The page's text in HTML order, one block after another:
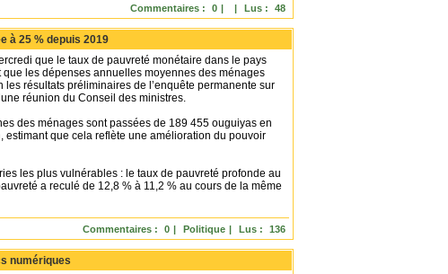
Lus : 48
|
Commentaires : 0 |
à 25 % depuis 2019
que le taux de pauvreté monétaire dans le pays
les dépenses annuelles moyennes des ménages
résultats préliminaires de l’enquête permanente sur
réunion du Conseil des ministres.
des ménages sont passées de 189 455 ouguiyas en
estimant que cela reflète une amélioration du pouvoir
les plus vulnérables : le taux de pauvreté profonde au
a reculé de 12,8 % à 11,2 % au cours de la même
Lus : 136
Politique |
Commentaires : 0 |
numériques